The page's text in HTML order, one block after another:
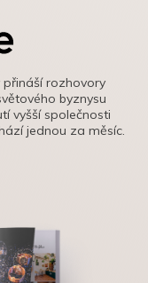
přináší rozhovory
byznysu
vyšší společnosti
jednou za měsíc.